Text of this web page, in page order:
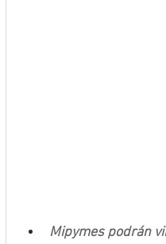
Mipymes podrán